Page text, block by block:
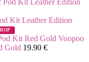
Kit Leather Edition
Voopoo
Gold 19.90 €